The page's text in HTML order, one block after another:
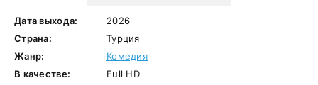
Дата выхода:
2026
Страна:
Турция
Жанр:
Комедия
В качестве:
Full HD